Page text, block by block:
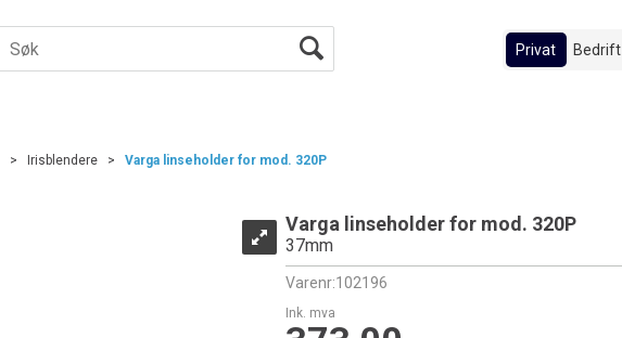
Privat Bedrift
> Irisblendere > Varga linseholder for mod. 320P
Varga linseholder for mod. 320P
37mm
Varenr:102196
Ink. mva